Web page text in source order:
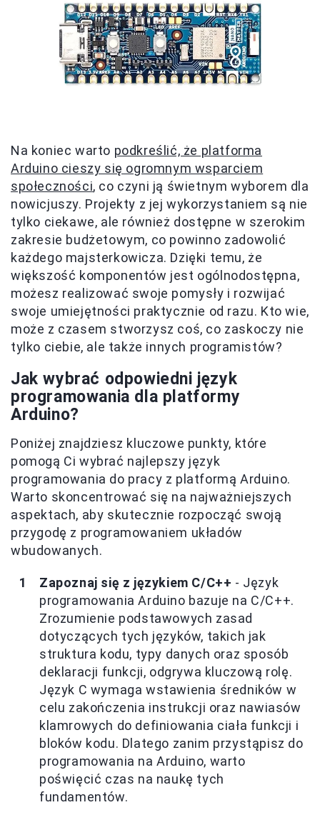
Na koniec warto podkreślić, że platforma
Arduino cieszy się ogromnym wsparciem
społeczności, co czyni ją świetnym wyborem dla
nowicjuszy. Projekty z jej wykorzystaniem są nie
tylko ciekawe, ale również dostępne w szerokim
zakresie budżetowym, co powinno zadowolić
każdego majsterkowicza. Dzięki temu, że
większość komponentów jest ogólnodostępna,
możesz realizować swoje pomysły i rozwijać
swoje umiejętności praktycznie od razu. Kto wie,
może z czasem stworzysz coś, co zaskoczy nie
tylko ciebie, ale także innych programistów?
Jak wybrać odpowiedni język
programowania dla platformy
Arduino?
Poniżej znajdziesz kluczowe punkty, które
pomogą Ci wybrać najlepszy język
programowania do pracy z platformą Arduino.
Warto skoncentrować się na najważniejszych
aspektach, aby skutecznie rozpocząć swoją
przygodę z programowaniem układów
wbudowanych.
Zapoznaj się z językiem C/C++ - Język
programowania Arduino bazuje na C/C++.
Zrozumienie podstawowych zasad
dotyczących tych języków, takich jak
struktura kodu, typy danych oraz sposób
deklaracji funkcji, odgrywa kluczową rolę.
Język C wymaga wstawienia średników w
celu zakończenia instrukcji oraz nawiasów
klamrowych do definiowania ciała funkcji i
bloków kodu. Dlatego zanim przystąpisz do
programowania na Arduino, warto
poświęcić czas na naukę tych
fundamentów.